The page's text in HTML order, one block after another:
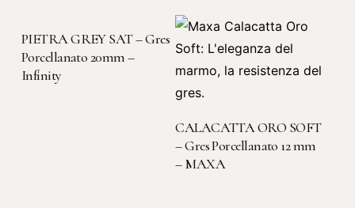
LEGGI TUTTO
PIETRA GREY SAT – Gres
Porcellanato 20mm –
Infinity
LEGGI TUTTO
CALACATTA ORO SOFT
– Gres Porcellanato 12 mm
– MAXA